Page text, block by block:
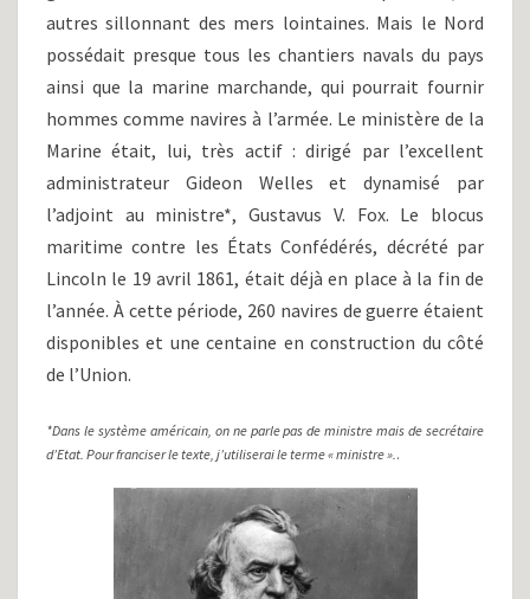
autres sillonnant des mers lointaines. Mais le Nord
possédait presque tous les chantiers navals du pays
ainsi que la marine marchande, qui pourrait fournir
hommes comme navires à l’armée. Le ministère de la
Marine était, lui, très actif : dirigé par l’excellent
administrateur Gideon Welles et dynamisé par
l’adjoint au ministre*, Gustavus V. Fox. Le blocus
maritime contre les États Confédérés, décrété par
Lincoln le 19 avril 1861, était déjà en place à la fin de
l’année. À cette période, 260 navires de guerre étaient
disponibles et une centaine en construction du côté
de l’Union.
*Dans le système américain, on ne parle pas de ministre mais de secrétaire
d’Etat. Pour franciser le texte, j’utiliserai le terme « ministre »..